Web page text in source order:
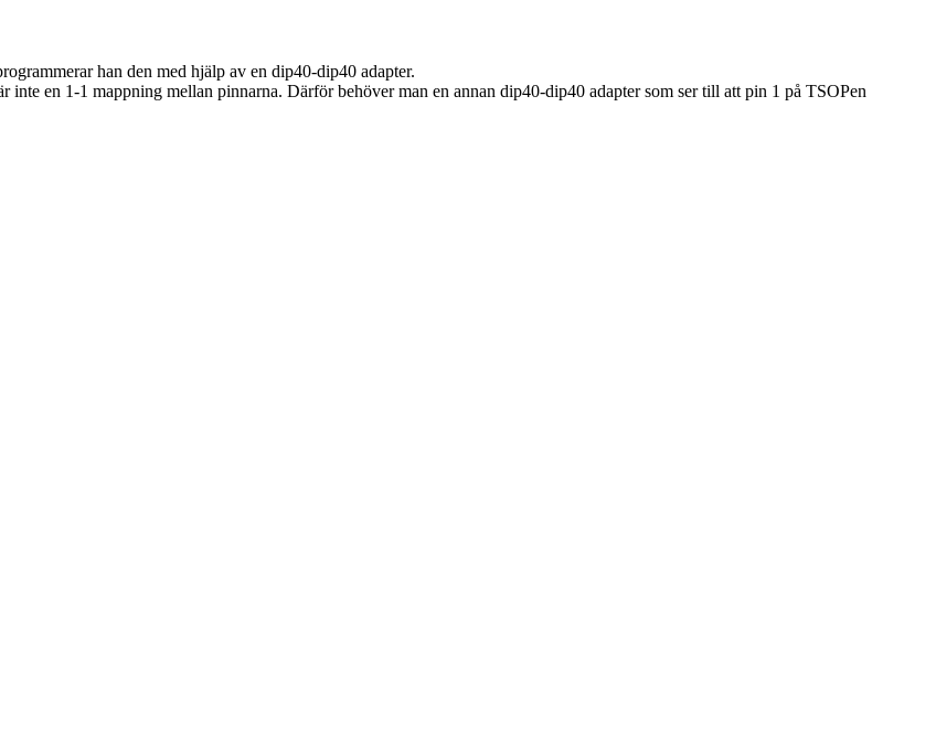
han den med hjälp av en dip40-dip40 adapter.
en 1-1 mappning mellan pinnarna. Därför behöver man en annan dip40-dip40 adapter som ser till att pin 1 på TSOPen